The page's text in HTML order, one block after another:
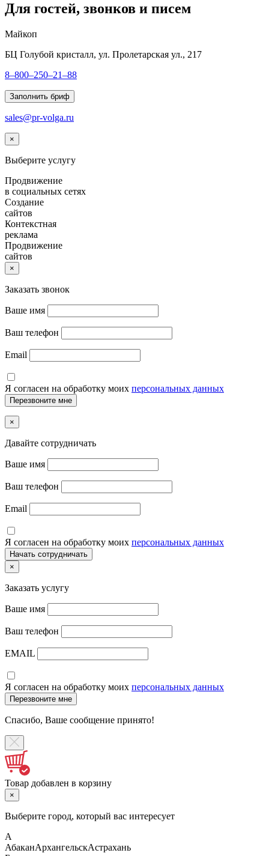
Для гостей, звонков и писем
Майкоп
БЦ Голубой кристалл, ул. Пролетарская ул., 217
8–800–250–21–88
Заполнить бриф
sales@pr-volga.ru
×
Выберите услугу
Продвижение
в социальных сетях
Создание
сайтов
Контекстная
реклама
Продвижение
сайтов
×
Заказать звонок
Ваше имя
Ваш телефон
Email
Я согласен на обработку моих персональных данных
×
Давайте сотрудничать
Ваше имя
Ваш телефон
Email
Я согласен на обработку моих персональных данных
×
Заказать услугу
Ваше имя
Ваш телефон
EMAIL
Я согласен на обработку моих персональных данных
Спасибо, Ваше сообщение принято!
Товар добавлен в корзину
×
Выберите город, который вас интересует
А
АбаканАрхангельскАстрахань